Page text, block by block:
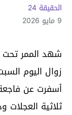
الحقيقة 24
9 مايو 2026
شهد الممر تحت
أسفرت عن
ثلاثية العجلات